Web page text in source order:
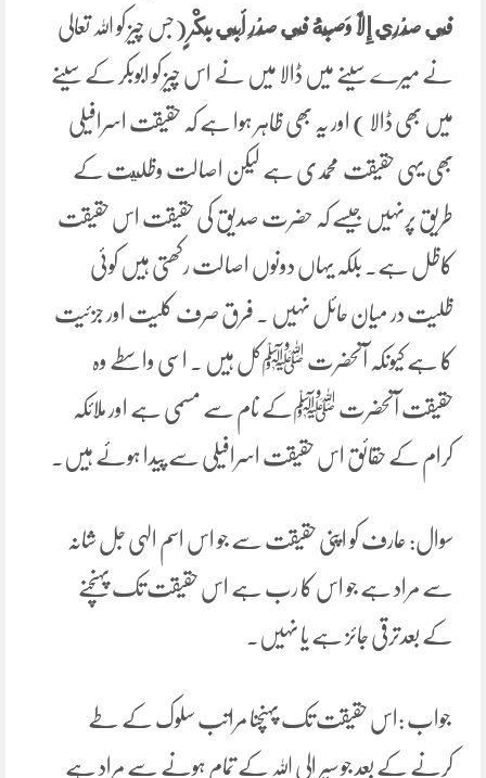
فِي صَدْرِي إِلَّا وَصَبَّهُ فِي صَدْرِ أَبِي بَكْرٍ (جس چیز کو اللہ تعالی
نے میرے سینے میں ڈالا میں نے اس چیز کو ابوبکر کے سینے
میں بھی ڈالا ) اور یہ بھی ظاہر ہوا ہے کہ حقیقت اسرافیلی
بھی یہی حقیقت محمدی ہے لیکن اصالت وظليت کے
طریق پرنہیں جیسے کہ حضرت صدیق کی حقیقت اس حقیقت
کاظل ہے۔ بلکہ یہاں دونوں اصالت رکھتی ہیں کوئی
ظلیت در میان حائل نہیں ۔ فرق صرف کلیت اور جزئیت
کا ہے کیونکہ آنحضرت ﷺکل ہیں ۔ اسی واسطے وہ
حقیقت آنحضرت ﷺکے نام سے مسمی ہے اور ملائکہ
کرام کے حقائق اس حقیقت اسرافیلی سے پیدا ہوئے ہیں۔
سوال: عارف کو اپنی حقیقت سے جو اس اسم الہی جل شانہ
سے مراد ہے جو اس کا رب ہے اس حقیقت تک پہنچنے
کے بعدترقی جائز ہے یا نہیں۔
جواب :اس حقیقت تک پہنچنا مراتب سلوک کے طے
کرنے کے بعد جو سیر الی اللہ کے تمام ہونے سے مراد ہے